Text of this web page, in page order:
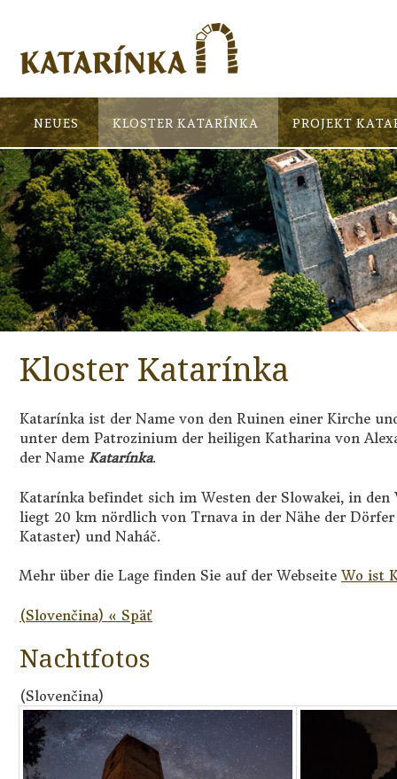
NEUES KLOSTER KATARÍNKA PROJEKT
Kloster Katarínka
Katarínka ist der Name von den Ruinen einer Kirche
unter dem Patrozinium der heiligen Katharina von
der Name Katarínka.
Katarínka befindet sich im Westen der Slowakei, in
liegt 20 km nördlich von Trnava in der Nähe der
Kataster) und Naháč.
Mehr über die Lage finden Sie auf der Webseite Wo ist
(Slovenčina) « Späť
Nachtfotos
(Slovenčina)